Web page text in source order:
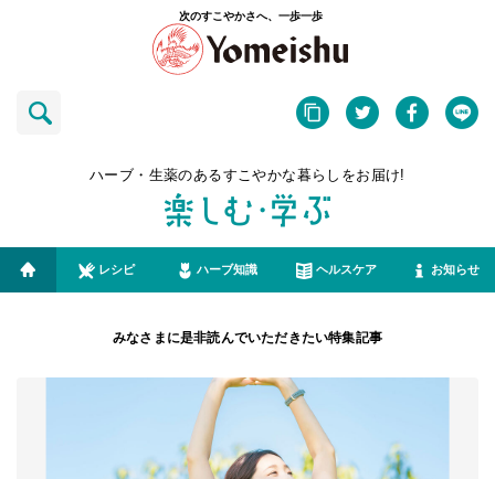
次のすこやかさへ、一歩一歩
ハーブ・生薬のあるすこやかな暮らしをお届け!
レシピ ハーブ知識 ヘルスケア お知らせ
みなさまに是非読んでいただきたい特集記事